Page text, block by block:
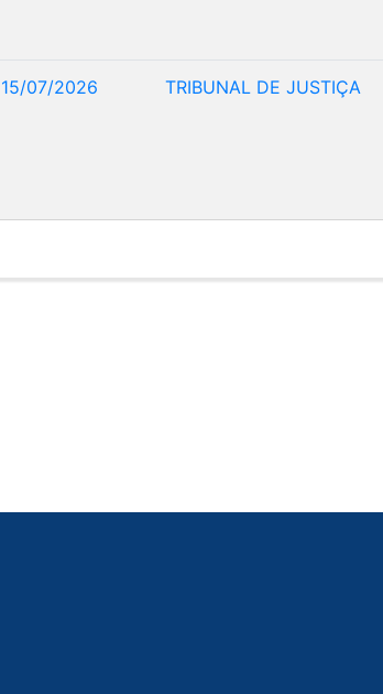
15/07/2026 TRIBUNAL DE JUSTIÇA